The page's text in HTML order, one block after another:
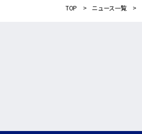
TOP ニュース一覧